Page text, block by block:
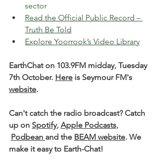
sector
Read the Official Public Record –
Truth Be Told
Explore Yoorrook’s Video Library
EarthChat on 103.9FM midday, Tuesday
7th October. Here is Seymour FM's
website.
Can't catch the radio broadcast? Catch
up on Spotify, Apple Podcasts,
Podbean and the BEAM website. We
make it easy to Earth-Chat!